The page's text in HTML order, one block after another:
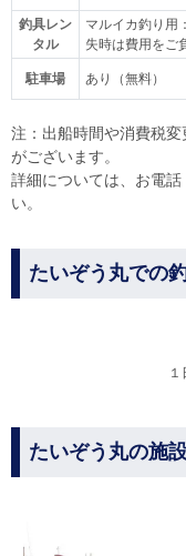
釣具レン
タル
マルイカ釣り用
失時は費用をご
駐車場 あり（無料）
注：出船時間や消費税
がございます。
詳細については、お電
い。
たいぞう丸での
たいぞう丸の施